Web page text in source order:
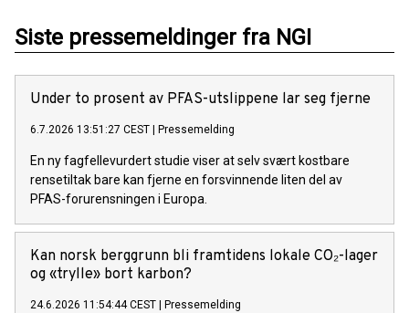
Siste pressemeldinger fra NGI
Under to prosent av PFAS-utslippene lar seg fjerne
6.7.2026 13:51:27 CEST Pressemelding
En ny fagfellevurdert studie viser at selv svært kostbare
rensetiltak bare kan fjerne en forsvinnende liten del av
PFAS-forurensningen i Europa.
Kan norsk berggrunn bli framtidens lokale CO₂-lager
og «trylle» bort karbon?
24.6.2026 11:54:44 CEST Pressemelding